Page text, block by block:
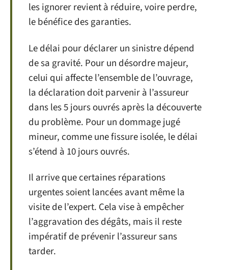
les ignorer revient à réduire, voire perdre,
le bénéfice des garanties.
Le délai pour déclarer un sinistre dépend
de sa gravité. Pour un désordre majeur,
celui qui affecte l’ensemble de l’ouvrage,
la déclaration doit parvenir à l’assureur
dans les 5 jours ouvrés après la découverte
du problème. Pour un dommage jugé
mineur, comme une fissure isolée, le délai
s’étend à 10 jours ouvrés.
Il arrive que certaines réparations
urgentes soient lancées avant même la
visite de l’expert. Cela vise à empêcher
l’aggravation des dégâts, mais il reste
impératif de prévenir l’assureur sans
tarder.